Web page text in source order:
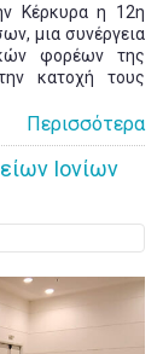
Κέρκυρα η 12η
μια συνέργεια
φορέων της
κατοχή τους
Περισσότερα
Ιονίων